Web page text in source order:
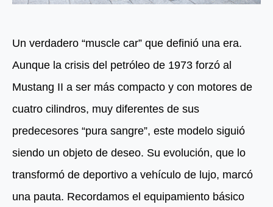
Un verdadero “muscle car” que definió una era.
Aunque la crisis del petróleo de 1973 forzó al
Mustang II a ser más compacto y con motores de
cuatro cilindros, muy diferentes de sus
predecesores “pura sangre”, este modelo siguió
siendo un objeto de deseo. Su evolución, que lo
transformó de deportivo a vehículo de lujo, marcó
una pauta. Recordamos el equipamiento básico